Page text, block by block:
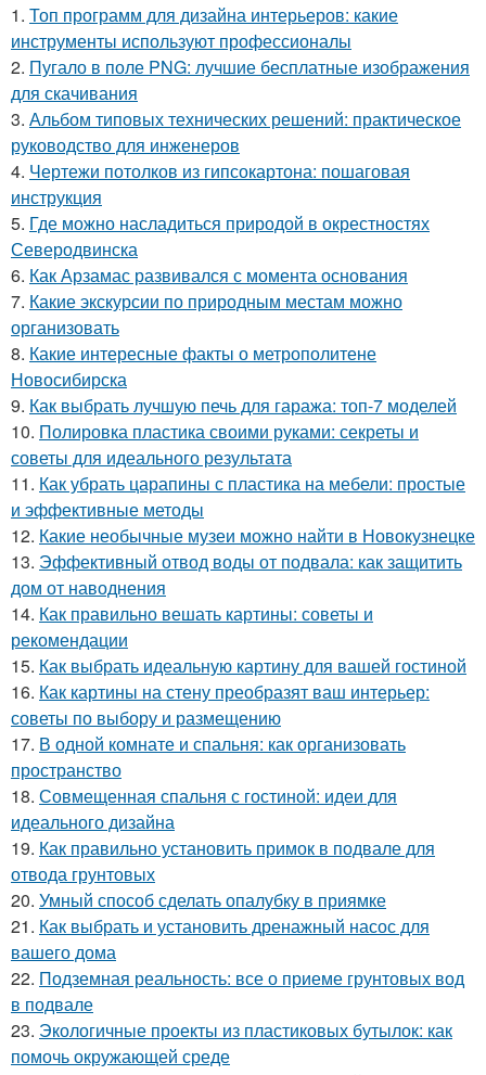
1. Топ программ для дизайна интерьеров: какие
инструменты используют профессионалы
2. Пугало в поле PNG: лучшие бесплатные изображения
для скачивания
3. Альбом типовых технических решений: практическое
руководство для инженеров
4. Чертежи потолков из гипсокартона: пошаговая
инструкция
5. Где можно насладиться природой в окрестностях
Северодвинска
6. Как Арзамас развивался с момента основания
7. Какие экскурсии по природным местам можно
организовать
8. Какие интересные факты о метрополитене
Новосибирска
9. Как выбрать лучшую печь для гаража: топ-7 моделей
10. Полировка пластика своими руками: секреты и
советы для идеального результата
11. Как убрать царапины с пластика на мебели: простые
и эффективные методы
12. Какие необычные музеи можно найти в Новокузнецке
13. Эффективный отвод воды от подвала: как защитить
дом от наводнения
14. Как правильно вешать картины: советы и
рекомендации
15. Как выбрать идеальную картину для вашей гостиной
16. Как картины на стену преобразят ваш интерьер:
советы по выбору и размещению
17. В одной комнате и спальня: как организовать
пространство
18. Совмещенная спальня с гостиной: идеи для
идеального дизайна
19. Как правильно установить примок в подвале для
отвода грунтовых
20. Умный способ сделать опалубку в приямке
21. Как выбрать и установить дренажный насос для
вашего дома
22. Подземная реальность: все о приеме грунтовых вод
в подвале
23. Экологичные проекты из пластиковых бутылок: как
помочь окружающей среде